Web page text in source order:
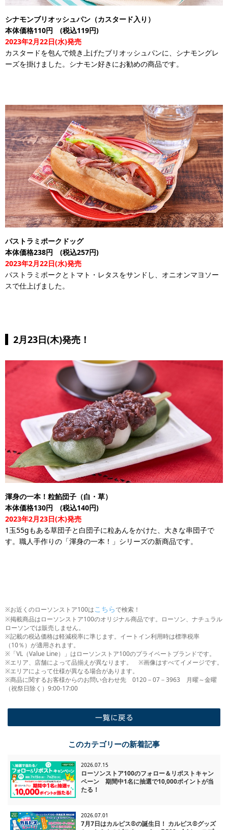
シナモンブリオッシュパン（カスタード入り）
本体価格110円 (税込119円)
2023年2月22日(水)発売
カスタードを包んで焼き上げたブリオッシュパンに、シナモングレ
ーズを掛けました。シナモン好きにお勧めの商品です。
パストラミポークドッグ
本体価格238円 (税込257円)
2023年2月22日(水)発売
パストラミポークとトマト・レタスをサンドし、オニオンマヨソー
スで仕上げました。
2月23日(木)発売！
渾身の一本！粒餡団子（白・草）
本体価格130円 (税込140円)
2023年2月23日(木)発売
1玉55gもある草団子と白団子に粒あんをかけた、大きな串団子で
す。職人手作りの「渾身の一本！」シリーズの新商品です。
※お近くのローソンストア100はこちらで検索！
※掲載商品はローソンストア100のオリジナル商品です。ローソン、ナチュラル
ローソンでは販売しません。
※記載の税込価格は軽減税率に準じます。イートイン利用時は標準税率
（10％）が適用されます。
※「VL（Value Line）」はローソンストア100のプライベートブランドです。
※エリア、店舗によって品揃えが異なります。 ※画像はすべてイメージです。
※エリアによって仕様が異なる場合があります。
※商品に関するお客様からのお問い合わせ先 0120－07－3963 月曜～金曜
（祝祭日除く）9:00-17:00
このカテゴリーの新着記事
2026.07.15
ローソンストア100のフォロー＆リポストキャン
ペーン 期間中1名に抽選で10,000ポイントが当
たる！
2026.07.01
7月7日はカルピス®の誕生日！ カルピス®グッズ